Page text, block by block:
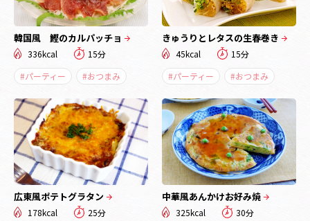
韓国風 鰹のカルパッチョ
336kcal
15分
#パーティー
#おつまみ
きゅうりとレタスの生春巻き
45kcal
15分
#パーティー
#おつまみ
広東風ポテトグラタン
178kcal
25分
中華風あんかけお好み焼
325kcal
30分